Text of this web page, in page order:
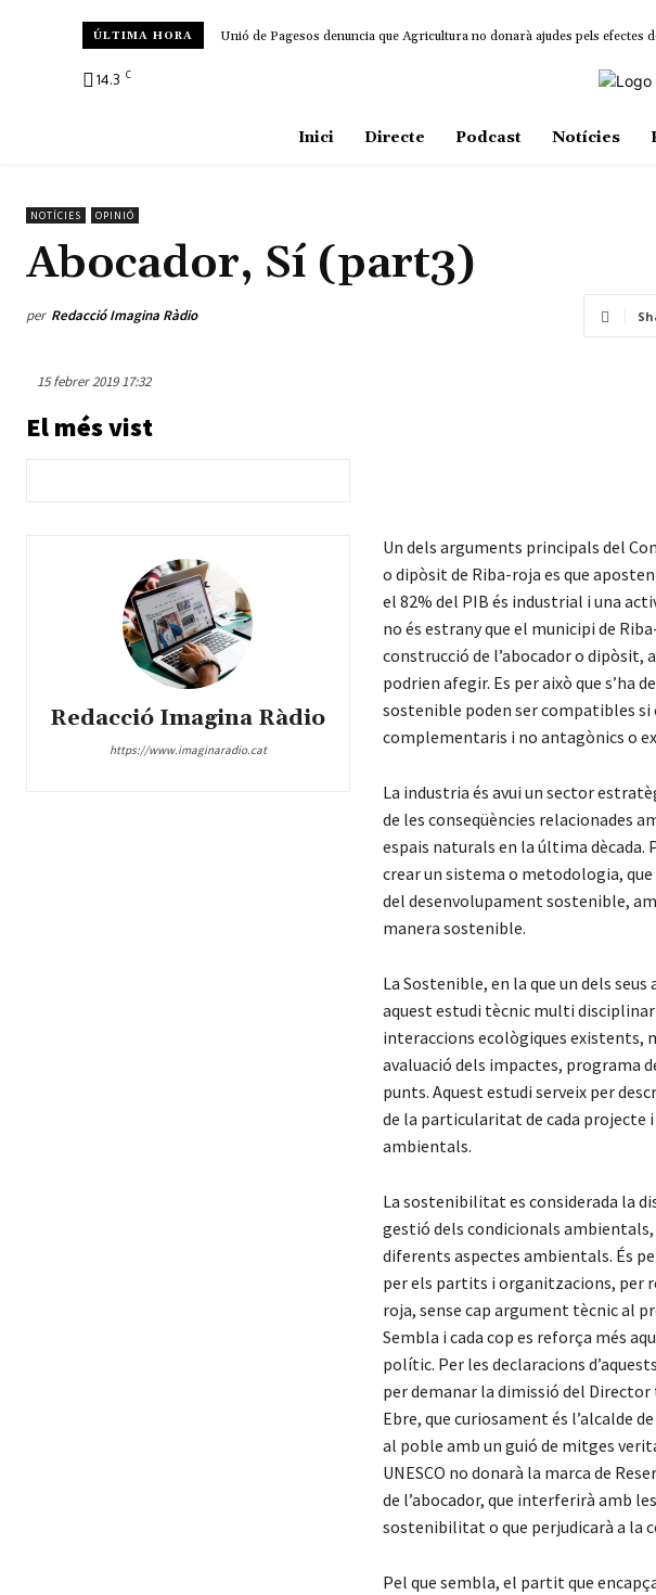
ÚLTIMA HORA Unió de Pagesos denuncia que Agricultura no donarà ajudes pels efectes
14.3 C
Inici Directe Podcast Notícies
NOTÍCIES OPINIÓ
Abocador, Sí (part3)
per Redacció Imagina Ràdio
15 febrer 2019 17:32
El més vist
Redacció Imagina Ràdio
https://www.imaginaradio.cat
Un dels arguments principals del
o dipòsit de Riba-roja es que
el 82% del PIB és industrial i una
no és estrany que el municipi de
construcció de l’abocador o dipòsit,
podrien afegir. Es per això que s’ha
sostenible poden ser compatibles si
complementaris i no antagònics o
La industria és avui un sector
de les conseqüències relacionades
espais naturals en la última
crear un sistema o metodologia,
del desenvolupament sostenible,
manera sostenible.
La Sostenible, en la que un dels
aquest estudi tècnic multi
interaccions ecològiques existents,
avaluació dels impactes, programa
punts. Aquest estudi serveix per
de la particularitat de cada projecte
ambientals.
La sostenibilitat es considerada la
gestió dels condicionals
diferents aspectes ambientals. És
per els partits i organitzacions, per
roja, sense cap argument tècnic al
Sembla i cada cop es reforça més
polític. Per les declaracions
per demanar la dimissió del
Ebre, que curiosament és l’alcalde
al poble amb un guió de mitges
UNESCO no donarà la marca de
de l’abocador, que interferirà amb
sostenibilitat o que perjudicarà a la
Pel que sembla, el partit que